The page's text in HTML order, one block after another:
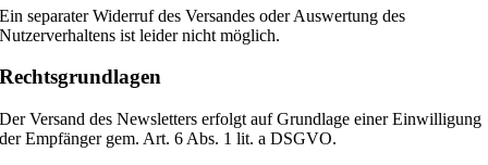
Ein separater Widerruf des Versandes oder Auswertung des
Nutzerverhaltens ist leider nicht möglich.
Rechtsgrundlagen
Der Versand des Newsletters erfolgt auf Grundlage einer Einwilligung
der Empfänger gem. Art. 6 Abs. 1 lit. a DSGVO.